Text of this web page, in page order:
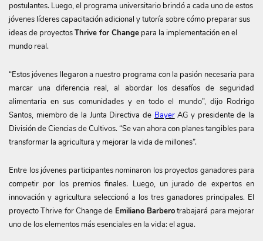
postulantes. Luego, el programa universitario brindó a cada uno de estos
jóvenes líderes capacitación adicional y tutoría sobre cómo preparar sus
ideas de proyectosThrive for Change para la implementación en el
mundo real.
​“Estos jóvenes llegaron a nuestro programa con la pasión necesaria para
marcar una diferencia real, al abordar los desafíos de seguridad
alimentaria en sus comunidades y en todo el mundo”, dijo Rodrigo
Santos, miembro de la Junta Directiva de BayerAG y presidente de la
División de Ciencias de Cultivos. “Se van ahora con planes tangibles para
transformar la agricultura y mejorar la vida de millones”.
Entre los jóvenes participantes nominaron los proyectos ganadores para
competir por los premios finales. Luego, un jurado de expertos en
innovación y agricultura seleccionó a los tres ganadores principales. El
proyecto Thrive for Change de Emiliano Barberotrabajará para mejorar
uno de los elementos más esenciales en la vida: el agua.